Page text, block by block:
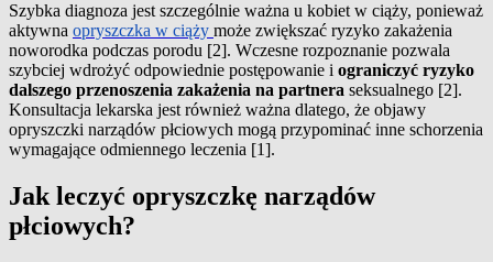
Szybka diagnoza jest szczególnie ważna u kobiet w ciąży, ponieważ
aktywna opryszczka w ciąży może zwiększać ryzyko zakażenia
noworodka podczas porodu [2]. Wczesne rozpoznanie pozwala
szybciej wdrożyć odpowiednie postępowanie i ograniczyć ryzyko
dalszego przenoszenia zakażenia na partnera seksualnego [2].
Konsultacja lekarska jest również ważna dlatego, że objawy
opryszczki narządów płciowych mogą przypominać inne schorzenia
wymagające odmiennego leczenia [1].
Jak leczyć opryszczkę narządów
płciowych?